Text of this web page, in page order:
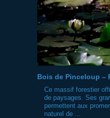
Bois de Pinceloup –
Ce massif forestier
de paysages. Ses
permettent aux
naturel de ...